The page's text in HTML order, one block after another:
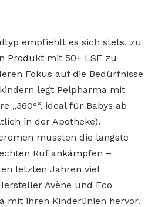
empfiehlt es sich stets, zu
Produkt mit 50+ LSF zu
Fokus auf die Bedürfnisse
legt Pelpharma mit
„360°“, ideal für Babys ab
in der Apotheke).
mussten die längste
Ruf ankämpfen –
letzten Jahren viel
Avène und Eco
mit ihren Kinderlinien hervor.